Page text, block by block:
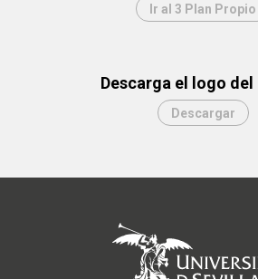
Ir al 3 Plan Propio
Descarga el logo del
Descargar